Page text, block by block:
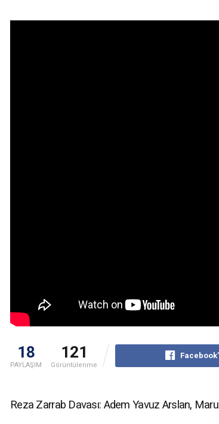
18
PAYLAŞIM
121
Görüntülenme
Reza Zarrab Davası: Adem Yavuz Arslan,